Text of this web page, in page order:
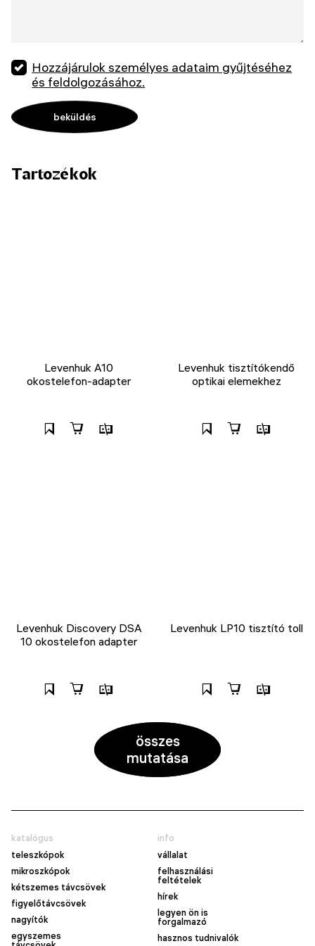
Hozzájárulok személyes adataim gyűjtéséhez
és feldolgozásához.
Tartozékok
Levenhuk A10
okostelefon-adapter
Levenhuk tisztítókendő
optikai elemekhez
Levenhuk Discovery DSA
10 okostelefon adapter
Levenhuk LP10 tisztító toll
összes
mutatása
katalógus
teleszkópok
mikroszkópok
kétszemes távcsövek
figyelőtávcsövek
nagyítók
egyszemes
info
vállalat
felhasználási
feltételek
hírek
legyen ön is
forgalmazó
hasznos tudnivalók